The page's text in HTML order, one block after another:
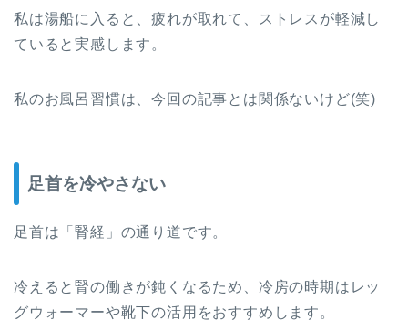
私は湯船に入ると、疲れが取れて、ストレスが軽減し
ていると実感します。
私のお風呂習慣は、今回の記事とは関係ないけど(笑)
足首を冷やさない
足首は「腎経」の通り道です。
冷えると腎の働きが鈍くなるため、冷房の時期はレッ
グウォーマーや靴下の活用をおすすめします。